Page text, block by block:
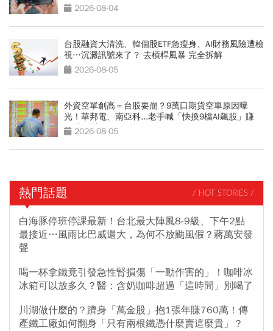
2026-08-04
台股融資大清洗、韓個股ETF急瘦身、AI財務風險遭檢
視…沉澱訊號來了？ 去槓桿風暴 完全拆解
2026-08-05
外資空單創高＝台股要崩？9萬口期貨空單原因曝
光！華邦電、南亞科...老手喊「快換9檔AI飆股」賺
Q3大行情
2026-08-05
熱門話題 / HOT STORIES /
白海豚停班停課最新！台北最大陣風8-9級、下午2點
最接近…風雨比巴威還大，為何不放颱風假？蔣萬安發
聲
喝一杯拿鐵竟引發急性腎損傷「一動作害的」！咖啡冰
冰箱可以放多久？醫：含奶咖啡超過「這時間」別喝了
川湖做什麼的？躋身「萬金股」抱1張年賺760萬！傳
產鐵工廠如何翻身「只有兩根鐵憑什麼賣這麼貴」？